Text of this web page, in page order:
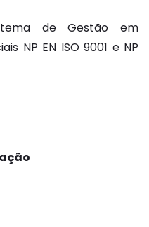
de Gestão em
NP EN ISO 9001 e NP